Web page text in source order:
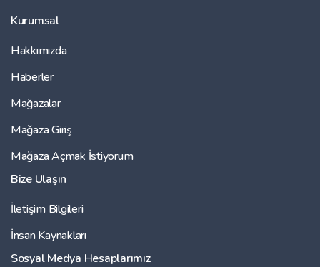
Kurumsal
Hakkımızda
Haberler
Mağazalar
Mağaza Giriş
Mağaza Açmak İstiyorum
Bize Ulaşın
İletişim Bilgileri
İnsan Kaynakları
Sosyal Medya Hesaplarımız